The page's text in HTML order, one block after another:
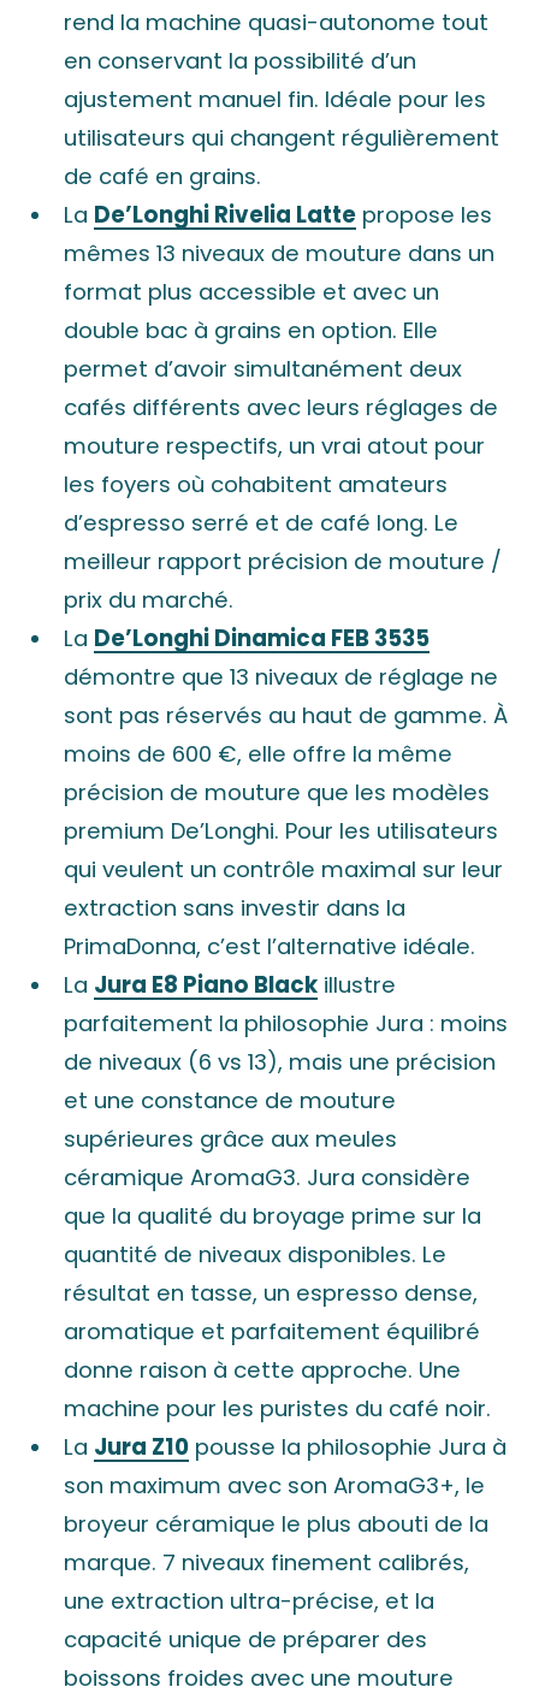
rend la machine quasi-autonome tout
en conservant la possibilité d’un
ajustement manuel fin. Idéale pour les
utilisateurs qui changent régulièrement
de café en grains.
La De’Longhi Rivelia Latte propose les
mêmes 13 niveaux de mouture dans un
format plus accessible et avec un
double bac à grains en option. Elle
permet d’avoir simultanément deux
cafés différents avec leurs réglages de
mouture respectifs, un vrai atout pour
les foyers où cohabitent amateurs
d’espresso serré et de café long. Le
meilleur rapport précision de mouture /
prix du marché.
La De’Longhi Dinamica FEB 3535
démontre que 13 niveaux de réglage ne
sont pas réservés au haut de gamme. À
moins de 600 €, elle offre la même
précision de mouture que les modèles
premium De’Longhi. Pour les utilisateurs
qui veulent un contrôle maximal sur leur
extraction sans investir dans la
PrimaDonna, c’est l’alternative idéale.
La Jura E8 Piano Black illustre
parfaitement la philosophie Jura : moins
de niveaux (6 vs 13), mais une précision
et une constance de mouture
supérieures grâce aux meules
céramique AromaG3. Jura considère
que la qualité du broyage prime sur la
quantité de niveaux disponibles. Le
résultat en tasse, un espresso dense,
aromatique et parfaitement équilibré
donne raison à cette approche. Une
machine pour les puristes du café noir.
La Jura Z10 pousse la philosophie Jura à
son maximum avec son AromaG3+, le
broyeur céramique le plus abouti de la
marque. 7 niveaux finement calibrés,
une extraction ultra-précise, et la
capacité unique de préparer des
boissons froides avec une mouture